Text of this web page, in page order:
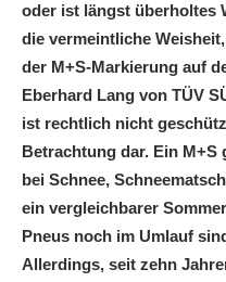
oder ist längst überholtes
die vermeintliche
der M+S-Markierung auf
Eberhard Lang von TÜV
ist rechtlich nicht
Betrachtung dar. Ein M+S
bei Schnee,
ein vergleichbarer
Pneus noch im Umlauf
Allerdings, seit zehn